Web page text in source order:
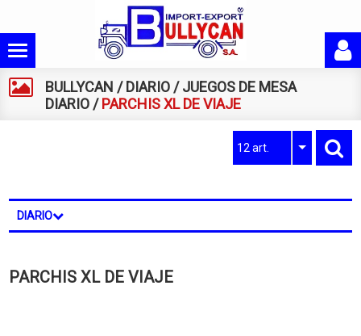
BULLYCAN / DIARIO /JUEGOS DE MESA
DIARIO /PARCHIS XL DE VIAJE
12 art.
DIARIO
PARCHIS XL DE VIAJE